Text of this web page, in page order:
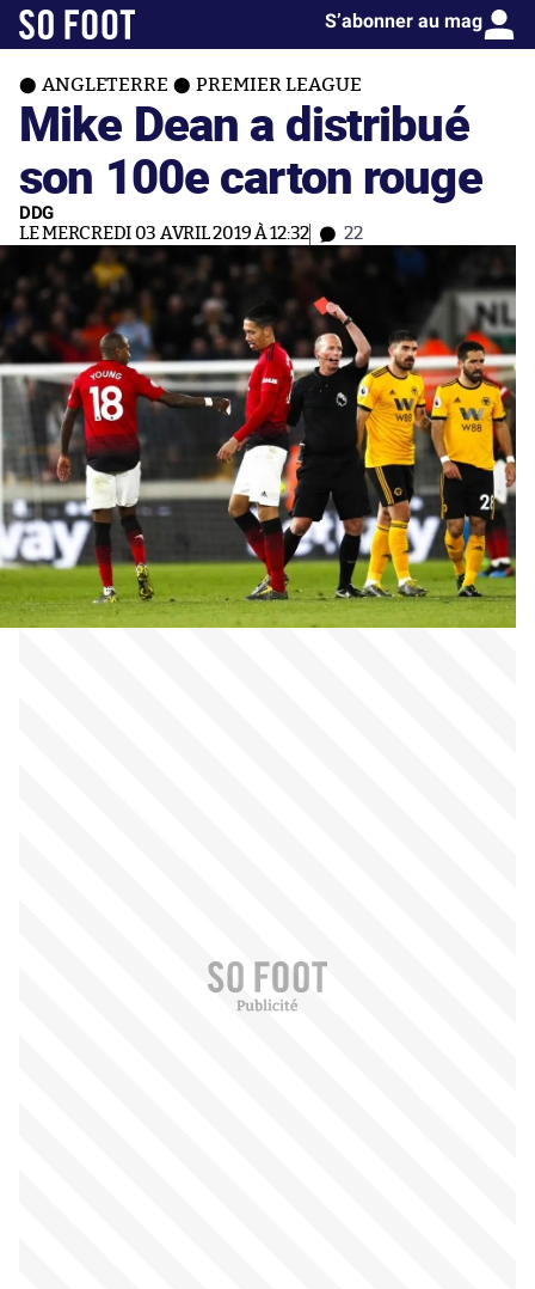
S’abonner au mag
ANGLETERRE PREMIER LEAGUE
Mike Dean a distribué
son 100e carton rouge
DDG
LE MERCREDI 03 AVRIL 2019 À 12:32 22